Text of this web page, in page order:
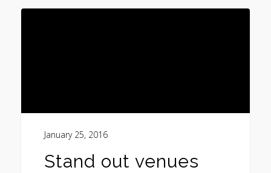
January 25, 2016
Stand out venues